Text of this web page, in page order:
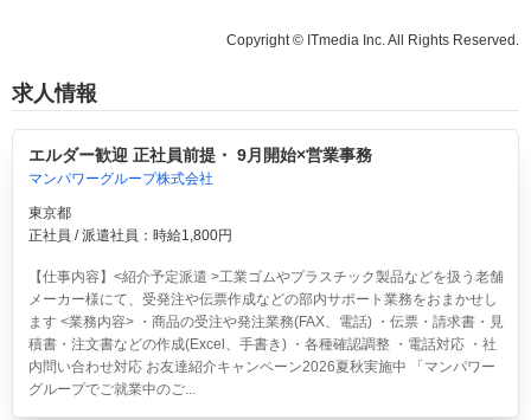
Copyright © ITmedia Inc. All Rights Reserved.
求人情報
エルダー歓迎 正社員前提・ 9月開始×営業事務
マンパワーグループ株式会社
東京都
正社員 / 派遣社員：時給1,800円
【仕事内容】<紹介予定派遣 >工業ゴムやプラスチック製品などを扱う老舗
メーカー様にて、受発注や伝票作成などの部内サポート業務をおまかせし
ます <業務内容> ・商品の受注や発注業務(FAX、電話) ・伝票・請求書・見
積書・注文書などの作成(Excel、手書き) ・各種確認調整 ・電話対応 ・社
内問い合わせ対応 お友達紹介キャンペーン2026夏秋実施中 「マンパワー
グループでご就業中のご...